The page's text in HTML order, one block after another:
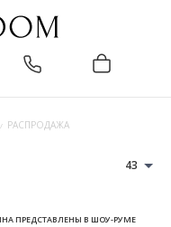
РАСПРОДАЖА
ПРЕДСТАВЛЕНЫ В ШОУ-РУМЕ
43